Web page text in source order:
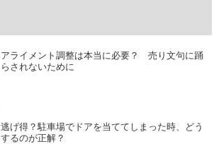
アライメント調整は本当に必要？ 売り文句に踊
らされないために
逃げ得？駐車場でドアを当ててしまった時、どう
するのが正解？